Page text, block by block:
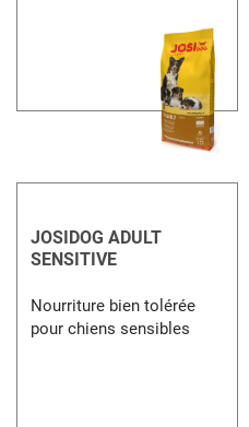
JOSIDOG ADULT
SENSITIVE
Nourriture bien tolérée
pour chiens sensibles